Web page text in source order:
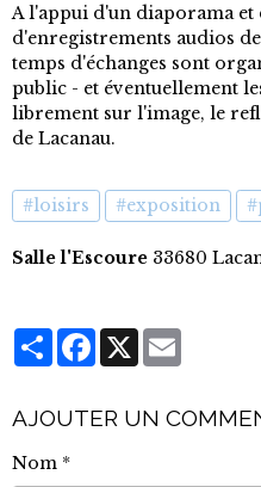
A l'appui d'un diaporama et
d'enregistrements audios
temps d'échanges sont
public - et éventuellement
librement sur l'image, le
de Lacanau.
#loisirs #exposition
Salle l'Escoure 33680
PartagerFacebook
X
AJOUTER UN
Nom